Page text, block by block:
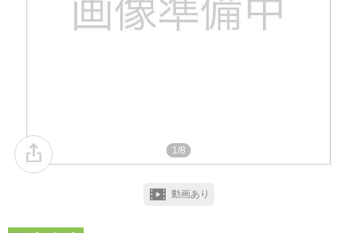
1/8
動画あり